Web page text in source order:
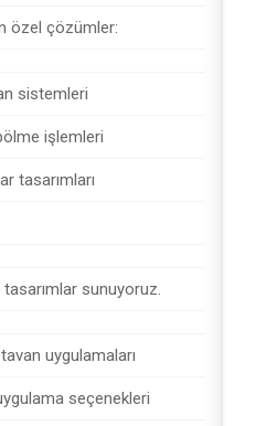
özel çözümler:
sistemleri
işlemleri
tasarımları
sunuyoruz.
uygulamaları
seçenekleri